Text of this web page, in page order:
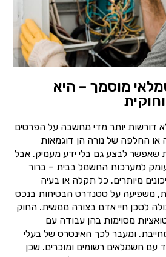
מוסמך – היא
דורשות יותר מדי מחשבה על הפרטים
או החלפה של נורה הן דוגמאות
שאפשר לבצע גם בלי ידע מעמיק. אבל
למערכות החשמל בבית – ברור
מיותרים. כל תקלה או בעיה
משפיעה על סטנדרט הבטיחות בנכס
לסכן חיי אדם בצורה ממשית. החוק
מסוימות בהן עבודה עם
ומעבר לכך האינטרס של בעלי
עם חשמלאים רשומים ומוכרים. שכן